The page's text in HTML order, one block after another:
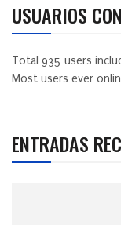
USUARIOS
Total 935 users
Most users ever
ENTRADAS